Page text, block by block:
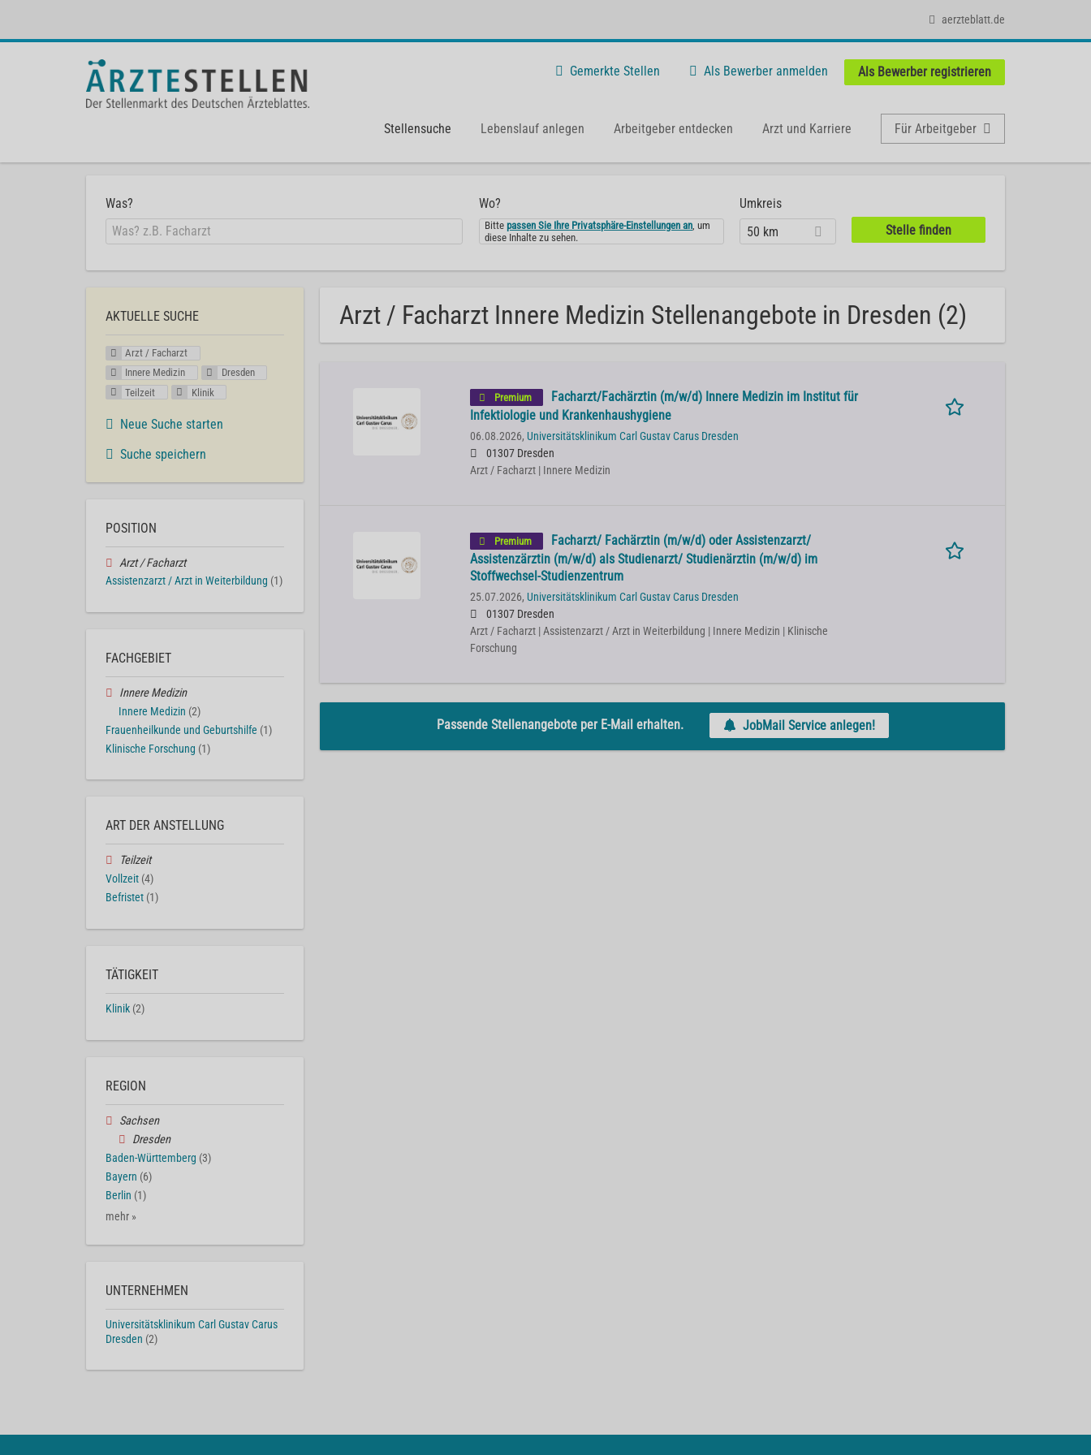
aerzteblatt.de
Gemerkte Stellen Als Bewerber anmelden Als Bewerber registrieren
Stellensuche Lebenslauf anlegen Arbeitgeber entdecken Arzt und Karriere Für Arbeitgeber
Was? Wo?
Bittepassen Sie Ihre Privatsphäre-Einstellungen an, um
diese Inhalte zu sehen.
Umkreis
50 km
Arzt / Facharzt Innere Medizin Stellenangebote in Dresden (2)
Premium
Facharzt/Fachärztin (m/w/d) Innere Medizin im Institut für
Infektiologie und Krankenhaushygiene
06.08.2026, Universitätsklinikum Carl Gustav Carus Dresden
01307 Dresden
Arzt / Facharzt | Innere Medizin
Premium
Facharzt/ Fachärztin (m/w/d) oder Assistenzarzt/
Assistenzärztin (m/w/d) als Studienarzt/ Studienärztin (m/w/d) im
Stoffwechsel-Studienzentrum
25.07.2026, Universitätsklinikum Carl Gustav Carus Dresden
01307 Dresden
Arzt / Facharzt | Assistenzarzt / Arzt in Weiterbildung | Innere Medizin | Klinische
Forschung
Passende Stellenangebote per E-Mail erhalten. JobMail Service anlegen!
AKTUELLE SUCHE
Arzt / Facharzt
Innere Medizin
Dresden
Teilzeit
Klinik
Neue Suche starten
Suche speichern
POSITION
Arzt / Facharzt
Assistenzarzt / Arzt in Weiterbildung (1)
FACHGEBIET
Innere Medizin
Innere Medizin (2)
Frauenheilkunde und Geburtshilfe (1)
Klinische Forschung (1)
ART DER ANSTELLUNG
Teilzeit
Vollzeit (4)
Befristet (1)
TÄTIGKEIT
Klinik (2)
REGION
Sachsen
Dresden
Baden-Württemberg (3)
Bayern (6)
Berlin (1)
mehr »
UNTERNEHMEN
Universitätsklinikum Carl Gustav Carus
Dresden (2)